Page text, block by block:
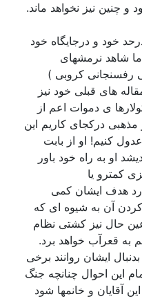
چنین نیز نخواهد ماند.
خود و درجایگاه خود
ما شاهد نرمشهای
رفسنجانی کروبی )
های قبلی خود نیز
ی دموات اعم از
مذهبی درکجای کاریم این
کنیم! او از بابت
او به راه خود باور
کمترو یا
هدف ایشان کمی
آن به شیوه ای که
حال نیز کشتی نظام
به قعرآب خواهد برد.
ایشان روانند برخی
این احوال چنانچه جنگ
آقایان و خانمها شود